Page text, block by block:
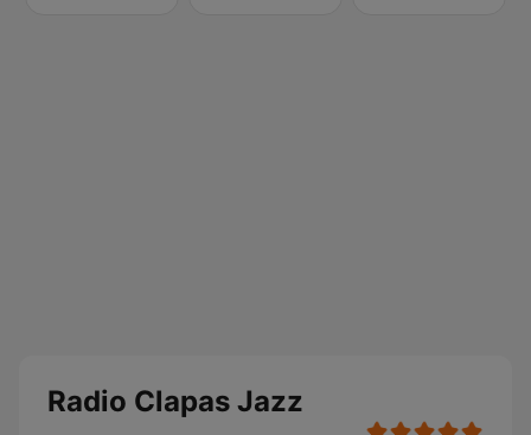
Radio Clapas Jazz